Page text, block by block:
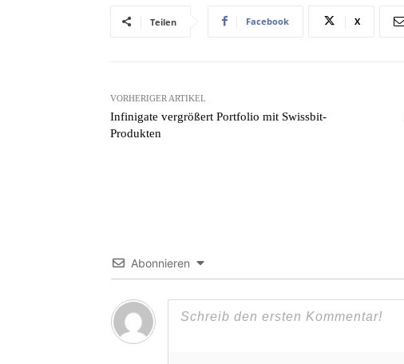
Teilen Facebook X
VORHERIGER ARTIKEL
Infinigate vergrößert Portfolio mit Swissbit-
Produkten
Abonnieren